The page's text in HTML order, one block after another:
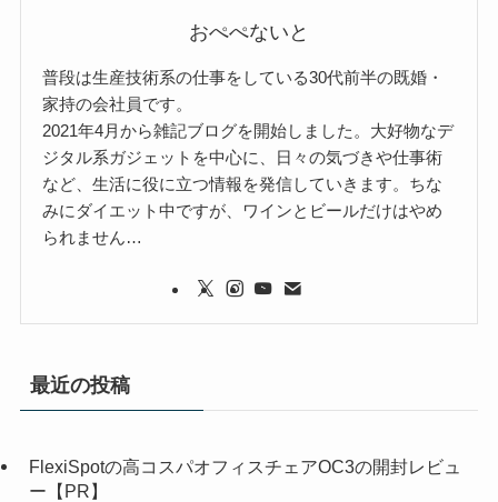
おぺぺないと
普段は生産技術系の仕事をしている30代前半の既婚・
家持の会社員です。
2021年4月から雑記ブログを開始しました。大好物なデ
ジタル系ガジェットを中心に、日々の気づきや仕事術
など、生活に役に立つ情報を発信していきます。ちな
みにダイエット中ですが、ワインとビールだけはやめ
られません…
最近の投稿
FlexiSpotの高コスパオフィスチェアOC3の開封レビュ
ー【PR】